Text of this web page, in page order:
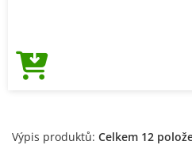
Výpis produktů: Celkem 12